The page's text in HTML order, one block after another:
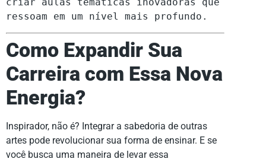
criar aulas temáticas inovadoras que
ressoam em um nível mais profundo.
Como Expandir Sua
Carreira com Essa Nova
Energia?
Inspirador, não é? Integrar a sabedoria de outras
artes pode revolucionar sua forma de ensinar. E se
você busca uma maneira de levar essa